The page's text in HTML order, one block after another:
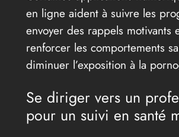
en ligne aident à suivre les
envoyer des rappels motivants
renforcer les comportements
diminuer l’exposition à la
Se diriger vers un
pour un suivi en santé